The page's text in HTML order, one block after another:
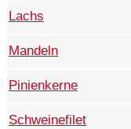
Lachs
Mandeln
Pinienkerne
Schweinefilet